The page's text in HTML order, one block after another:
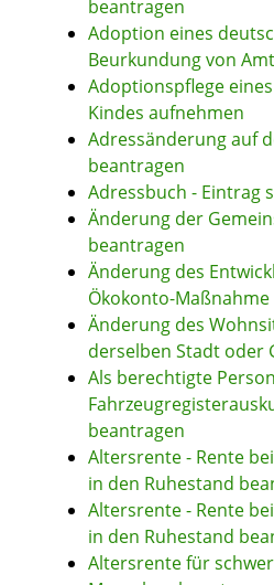
beantragen
Adoption eines
Beurkundung von
Adoptionspflege
Kindes aufnehmen
Adressänderung auf
beantragen
Adressbuch - Eintrag
Änderung der
beantragen
Änderung des
Ökokonto-
Änderung des
derselben Stadt oder
Als berechtigte Person
beantragen
Altersrente - Rente
in den Ruhestand
Altersrente - Rente
in den Ruhestand
Altersrente für